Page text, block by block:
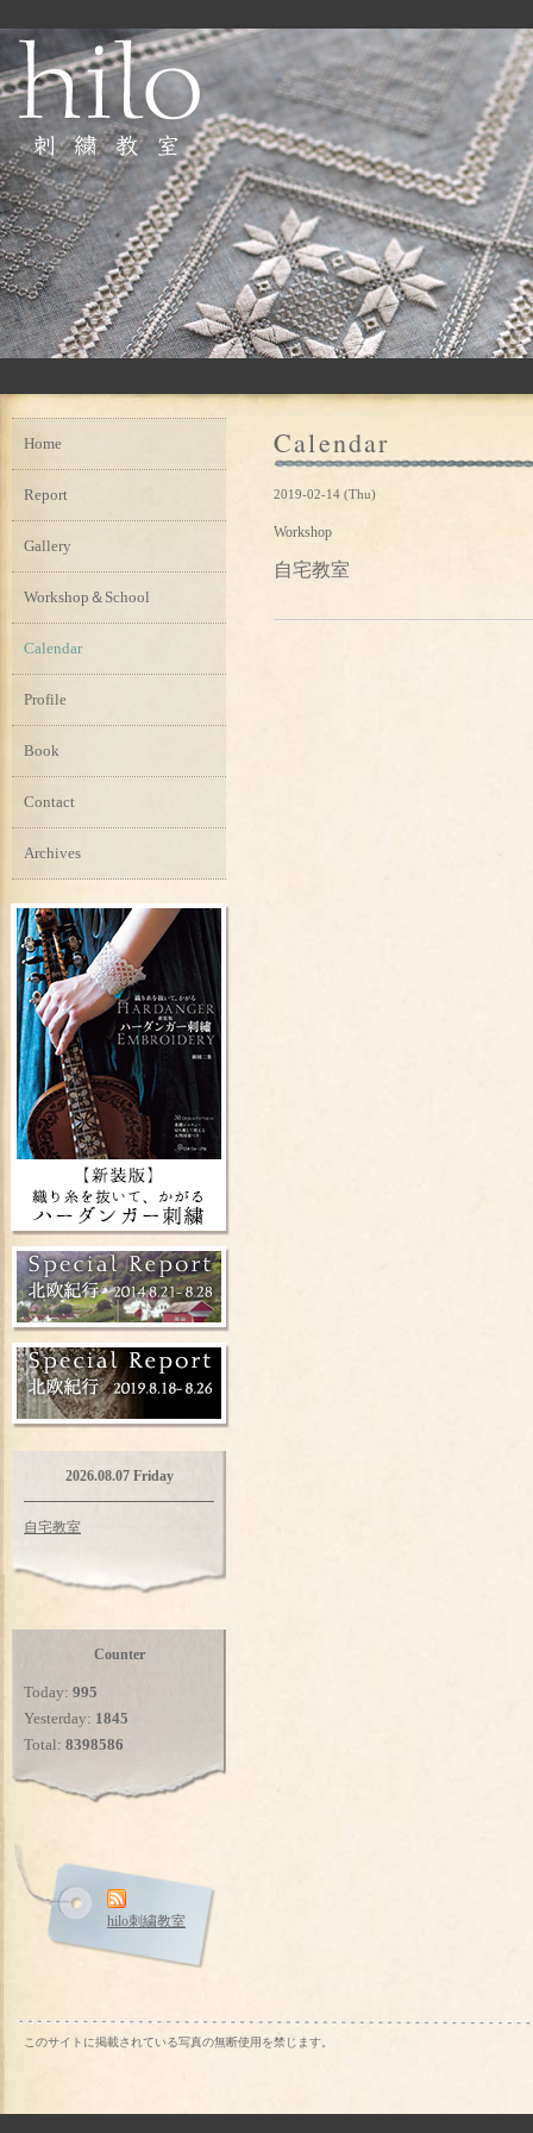
Calendar
2019-02-14 (Thu)
Workshop
自宅教室
Home
Report
Gallery
Workshop＆School
Calendar
Profile
Book
Contact
Archives
2026.08.07 Friday
自宅教室
Counter
Today: 995
Yesterday: 1845
Total: 8398586
hilo刺繍教室
このサイトに掲載されている写真の無断使用を禁じます。